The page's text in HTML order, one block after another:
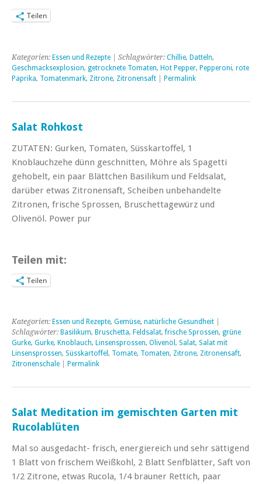
Teilen
Kategorien: Essen und Rezepte | Schlagwörter: Chillie, Datteln,
Geschmacksexplosion, getrocknete Tomaten, Hot Pepper, Pepperoni, rote
Paprika, Tomatenmark, Zitrone, Zitronensaft Permalink
Salat Rohkost
ZUTATEN: Gurken, Tomaten, Süsskartoffel, 1
Knoblauchzehe dünn geschnitten, Möhre als Spagetti
gehobelt, ein paar Blättchen Basilikum und Feldsalat,
darüber etwas Zitronensaft, Scheiben unbehandelte
Zitronen, frische Sprossen, Bruschettagewürz und
Olivenöl. Power pur
Teilen mit:
Teilen
Kategorien: Essen und Rezepte, Gemüse, natürliche Gesundheit
Schlagwörter: Basilikum, Bruschetta, Feldsalat,frische Sprossen, grüne
Gurke, Gurke, Knoblauch, Linsensprossen, Olivenöl , Salat, Salat mit
Linsensprossen, Süsskartoffel , Tomate, Tomaten, Zitrone, Zitronensaft,
Zitronenschale
Permalink
Salat Meditation im gemischten Garten mit
Rucolablüten
Mal so ausgedacht- frisch, energiereich und sehr sättigend
1 Blatt von frischem Weißkohl, 2 Blatt Senfblätter, Saft von
1/2 Zitrone, etwas Rucola, 1/4 brauner Rettich, paar